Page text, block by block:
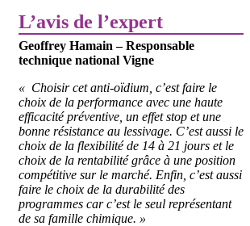
L’avis de l’expert
Geoffrey Hamain – Responsable
technique national Vigne
« Choisir cet anti-oïdium, c’est faire le
choix de la performance avec une haute
efficacité préventive, un effet stop et une
bonne résistance au lessivage. C’est aussi le
choix de la flexibilité de 14 à 21 jours et le
choix de la rentabilité grâce à une position
compétitive sur le marché. Enfin, c’est aussi
faire le choix de la durabilité des
programmes car c’est le seul représentant
de sa famille chimique. »